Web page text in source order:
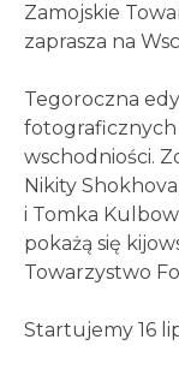
Zamojskie
zaprasza na
Tegoroczna
fotograficznych
wschodniości.
Nikity
i Tomka
pokażą się
Towarzystwo
Startujemy 16